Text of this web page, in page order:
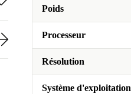
Poids
Processeur
Résolution
Système d'exploitation